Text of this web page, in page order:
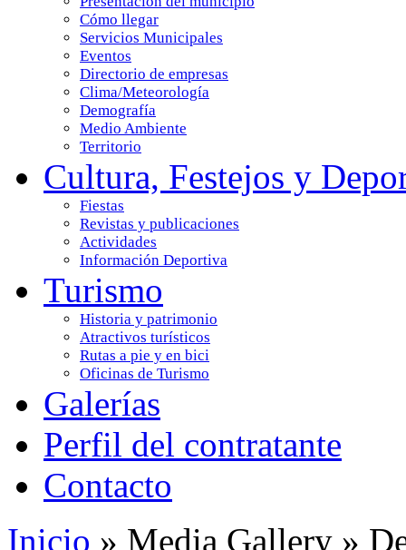
Cómo llegar
Servicios Municipales
Eventos
Directorio de empresas
Clima/Meteorología
Demografía
Medio Ambiente
Territorio
Cultura, Festejos y
Fiestas
Revistas y publicaciones
Actividades
Información Deportiva
Turismo
Historia y patrimonio
Atractivos turísticos
Rutas a pie y en bici
Oficinas de Turismo
Galerías
Perfil del contratante
Contacto
Inicio » Media Gallery »